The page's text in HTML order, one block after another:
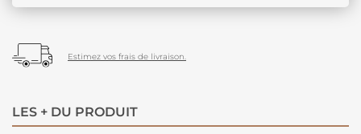
Estimez vos frais de livraison.
LES + DU PRODUIT